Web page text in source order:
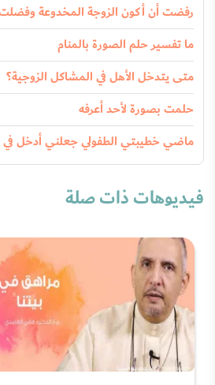
رفضت أن أكون الزوجة المخدوعة
ما تفسير حلم الصورة بالمنام
متى يتدخل الأهل في المشاكل الزوجية؟
حلمت بصورة لأحد أعرفه
ماضي خطيبتي الطفولي جعلني أدخل في
فيديوهات ذات صلة